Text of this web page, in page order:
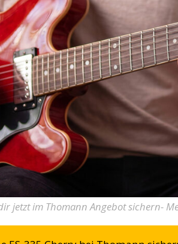
jetzt im Thomann Angebot sichern-